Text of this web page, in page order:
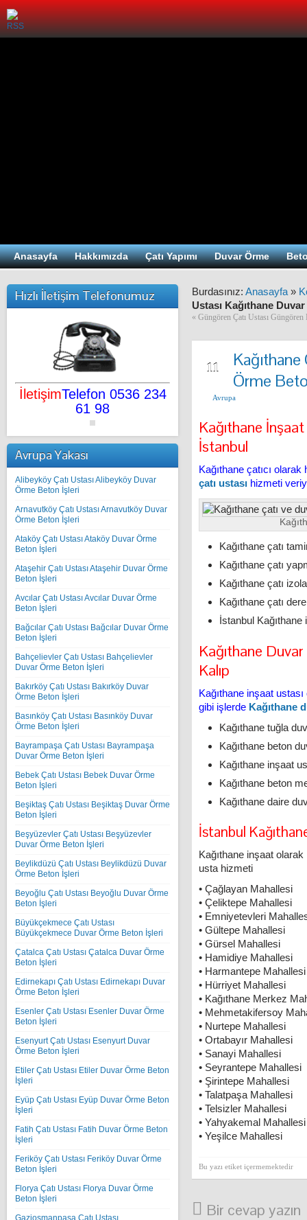
Anasayfa Hakkımızda Çatı Yapımı Duvar Örme
Hızlı İletişim Telefonumuz
İletişimTelefon 0536 234
61 98
Avrupa Yakası
Alibeyköy Çatı Ustası Alibeyköy Duvar
Örme Beton İşleri
Arnavutköy Çatı Ustası Arnavutköy Duvar
Örme Beton İşleri
Ataköy Çatı Ustası Ataköy Duvar Örme
Beton İşleri
Ataşehir Çatı Ustası Ataşehir Duvar Örme
Beton İşleri
Avcılar Çatı Ustası Avcılar Duvar Örme
Beton İşleri
Bağcılar Çatı Ustası Bağcılar Duvar Örme
Beton İşleri
Bahçelievler Çatı Ustası Bahçelievler
Duvar Örme Beton İşleri
Bakırköy Çatı Ustası Bakırköy Duvar
Örme Beton İşleri
Basınköy Çatı Ustası Basınköy Duvar
Örme Beton İşleri
Bayrampaşa Çatı Ustası Bayrampaşa
Duvar Örme Beton İşleri
Bebek Çatı Ustası Bebek Duvar Örme
Beton İşleri
Beşiktaş Çatı Ustası Beşiktaş Duvar Örme
Beton İşleri
Beşyüzevler Çatı Ustası Beşyüzevler
Duvar Örme Beton İşleri
Beylikdüzü Çatı Ustası Beylikdüzü Duvar
Örme Beton İşleri
Beyoğlu Çatı Ustası Beyoğlu Duvar Örme
Beton İşleri
Büyükçekmece Çatı Ustası
Büyükçekmece Duvar Örme Beton İşleri
Çatalca Çatı Ustası Çatalca Duvar Örme
Beton İşleri
Edirnekapı Çatı Ustası Edirnekapı Duvar
Örme Beton İşleri
Esenler Çatı Ustası Esenler Duvar Örme
Beton İşleri
Esenyurt Çatı Ustası Esenyurt Duvar
Örme Beton İşleri
Etiler Çatı Ustası Etiler Duvar Örme Beton
İşleri
Eyüp Çatı Ustası Eyüp Duvar Örme Beton
İşleri
Fatih Çatı Ustası Fatih Duvar Örme Beton
İşleri
Feriköy Çatı Ustası Feriköy Duvar Örme
Beton İşleri
Florya Çatı Ustası Florya Duvar Örme
Beton İşleri
Gaziosmanpaşa Çatı Ustası
Burdasınız: Anasayfa »
Ustası Kağıthane
« Güngören Çatı Ustası
11
Kağıthane
Örme
Avrupa
Kağıthane
İstanbul
Kağıthane çatıcı
çatı ustası hizmeti
Kağıthane çatı
Kağıthane çatı
Kağıthane çatı
Kağıthane çatı
İstanbul Kağıthane
Kağıthane
Kalıp
Kağıthane inşaat
gibi işlerde Kağıthane
Kağıthane tuğla
Kağıthane beton
Kağıthane inşaat
Kağıthane beton
Kağıthane daire
İstanbul
Kağıthane inşaat
usta hizmeti
• Çağlayan Mahallesi
• Çeliktepe Mahallesi
• Emniyetevleri
• Gültepe Mahallesi
• Gürsel Mahallesi
• Hamidiye Mahallesi
• Harmantepe Mahallesi
• Hürriyet Mahallesi
• Kağıthane Merkez
• Mehmetakifersoy
• Nurtepe Mahallesi
• Ortabayır Mahallesi
• Sanayi Mahallesi
• Seyrantepe Mahallesi
• Şirintepe Mahallesi
• Talatpaşa Mahallesi
• Telsizler Mahallesi
• Yahyakemal Mahallesi
• Yeşilce Mahallesi
Bu yazı etiket içermemektedir
Bir cevap yazın